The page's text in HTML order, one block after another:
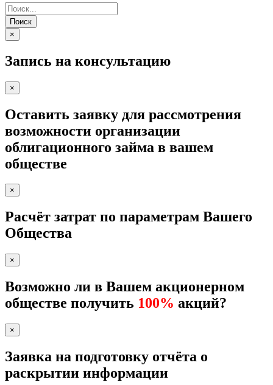
Поиск
×
Запись на консультацию
×
Оставить заявку для рассмотрения
возможности организации
облигационного займа в вашем
обществе
×
Расчёт затрат по параметрам Вашего
Общества
×
Возможно ли в Вашем акционерном
обществе получить 100% акций?
×
Заявка на подготовку отчёта о
раскрытии информации